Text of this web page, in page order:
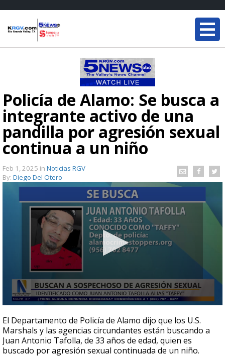
Policía de Alamo: Se busca a
integrante activo de una
pandilla por agresión sexual
continua a un niño
Feb 1, 2025 in Noticias RGV
By: Diego Del Otero
seconds
of
40
seconds
El Departamento de Policía de Alamo dijo que los U.S.
Marshals y las agencias circundantes están buscando a
Juan Antonio Tafolla, de 33 años de edad, quien es
buscado por agresión sexual continuada de un niño.